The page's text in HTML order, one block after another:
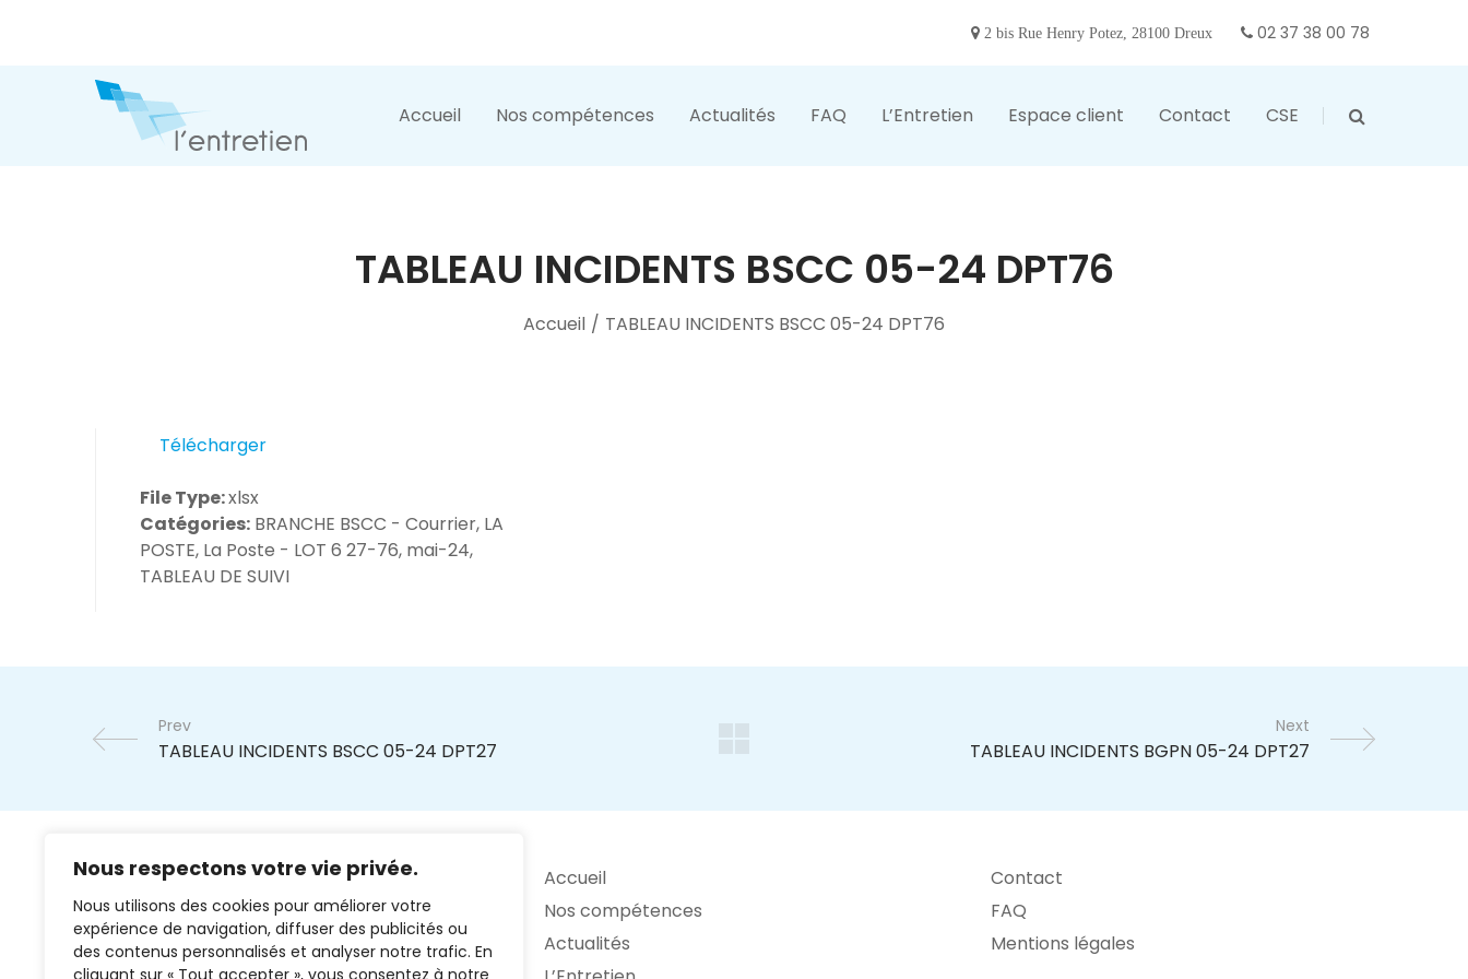
Nous respectons votre vie privée.
Nous utilisons des cookies pour améliorer votre
expérience de navigation, diffuser des publicités ou
des contenus personnalisés et analyser notre trafic. En
cliquant sur « Tout accepter », vous consentez à notre
2 bis Rue Henry Potez, 28100 Dreux 02 37 38 00 78
Accueil Nos compétences Actualités FAQ L’Entretien Espace client Contact CSE
TABLEAU INCIDENTS BSCC 05-24 DPT76
Accueil / TABLEAU INCIDENTS BSCC 05-24 DPT76
Télécharger
File Type:xlsx
Catégories: BRANCHE BSCC - Courrier, LA
POSTE, La Poste - LOT 6 27-76, mai-24,
TABLEAU DE SUIVI
Prev Next
Accueil
Nos compétences
Actualités
Contact
FAQ
Mentions légales